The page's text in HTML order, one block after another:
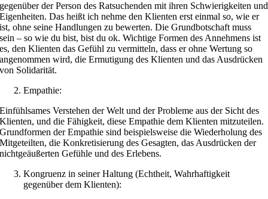
gegenüber der Person des Ratsuchenden mit ihren Schwierigkeiten und
Eigenheiten. Das heißt ich nehme den Klienten erst einmal so, wie er
ist, ohne seine Handlungen zu bewerten. Die Grundbotschaft muss
sein – so wie du bist, bist du ok. Wichtige Formen des Annehmens ist
es, den Klienten das Gefühl zu vermitteln, dass er ohne Wertung so
angenommen wird, die Ermutigung des Klienten und das Ausdrücken
von Solidarität.
Empathie:
Einfühlsames Verstehen der Welt und der Probleme aus der Sicht des
Klienten, und die Fähigkeit, diese Empathie dem Klienten mitzuteilen.
Grundformen der Empathie sind beispielsweise die Wiederholung des
Mitgeteilten, die Konkretisierung des Gesagten, das Ausdrücken der
nichtgeäußerten Gefühle und des Erlebens.
Kongruenz in seiner Haltung (Echtheit, Wahrhaftigkeit
gegenüber dem Klienten):